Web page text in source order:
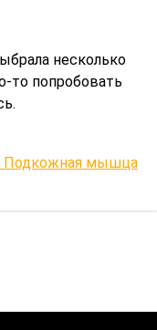
несколько
то попробовать
Подкожная мышца